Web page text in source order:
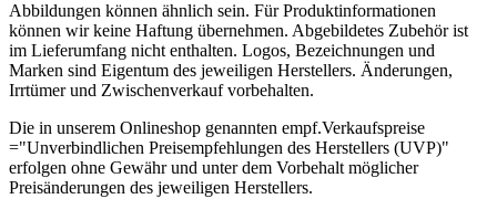
Abbildungen können ähnlich sein. Für Produktinformationen
können wir keine Haftung übernehmen. Abgebildetes Zubehör ist
im Lieferumfang nicht enthalten. Logos, Bezeichnungen und
Marken sind Eigentum des jeweiligen Herstellers. Änderungen,
Irrtümer und Zwischenverkauf vorbehalten.
Die in unserem Onlineshop genannten empf.Verkaufspreise
="Unverbindlichen Preisempfehlungen des Herstellers (UVP)"
erfolgen ohne Gewähr und unter dem Vorbehalt möglicher
Preisänderungen des jeweiligen Herstellers.